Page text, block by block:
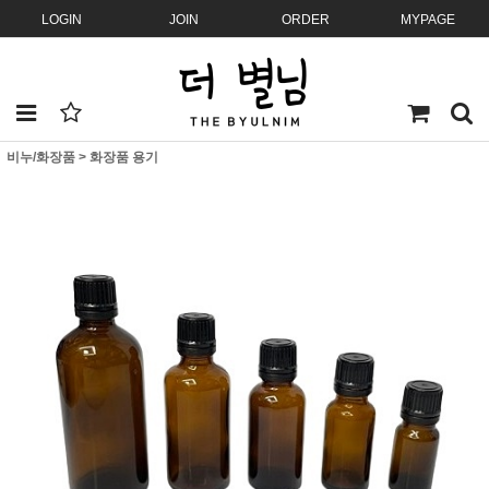
LOGIN JOIN ORDER MYPAGE
비누/화장품 > 화장품 용기